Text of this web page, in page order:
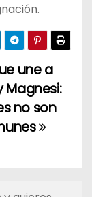
une a
Magnesi:
no son